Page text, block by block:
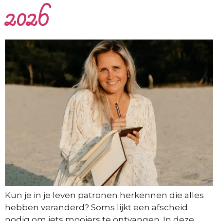
2026
Kun je in je leven patronen herkennen die alles
hebben veranderd? Soms lijkt een afscheid